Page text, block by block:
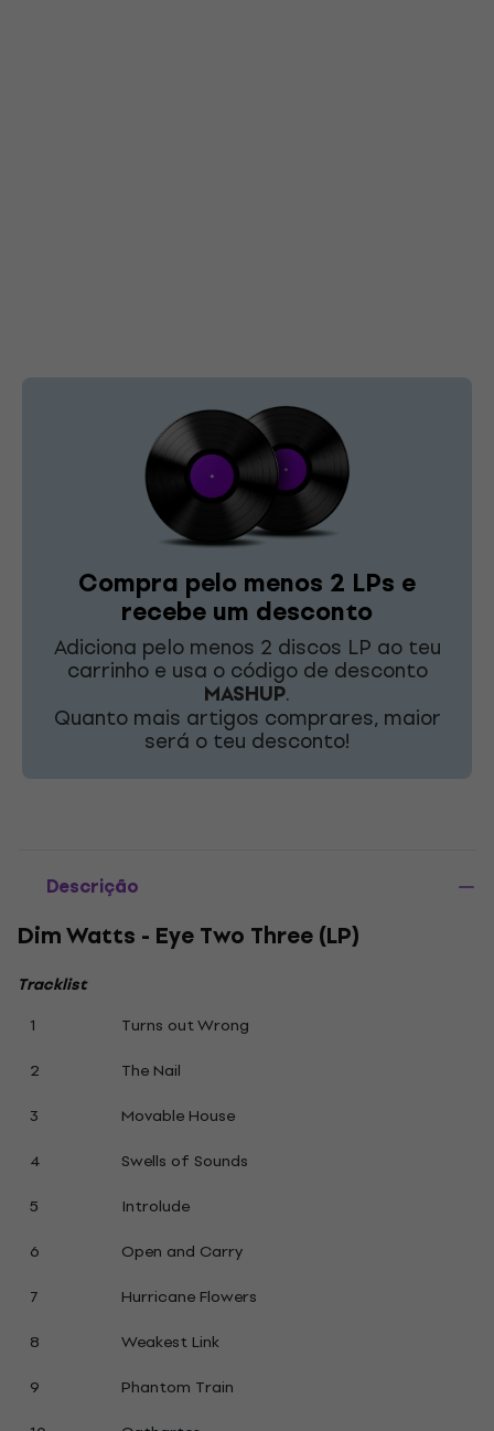
Compra pelo menos 2 LPs e
recebe um desconto
Adiciona pelo menos 2 discos LP ao teu
carrinho e usa o código de desconto
MASHUP.
Quanto mais artigos comprares, maior
será o teu desconto!
Descrição
Dim Watts - Eye Two Three (LP)
Tracklist
1
Turns out Wrong
2
The Nail
3
Movable House
4
Swells of Sounds
5
Introlude
6
Open and Carry
7
Hurricane Flowers
8
Weakest Link
9
Phantom Train